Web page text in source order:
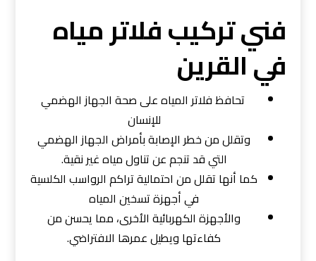
فني تركيب فلاتر مياه
في القرين
تحافظ فلاتر المياه على صحة الجهاز الهضمي
للإنسان
وتقلل من خطر الإصابة بأمراض الجهاز الهضمي
التي قد تنجم عن تناول مياه غير نقية.
كما أنها تقلل من احتمالية تراكم الرواسب الكلسية
في أجهزة تسخين المياه
والأجهزة الكهربائية الأخرى، مما يحسن من
كفاءتها ويطيل عمرها الافتراضي.